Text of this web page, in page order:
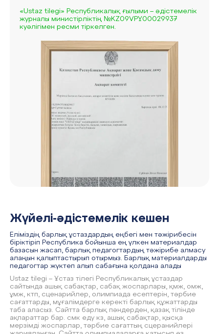
«Ustaz tilegi» Республикалық ғылыми – әдістемелік
журналы министірліктің №KZ09VPY00029937
куәлігімен ресми тіркелген.
Жүйелі-әдістемелік кешен
Еліміздің барлық ұстаздардың еңбегі мен тәжірибесін
біріктіріп Республика бойынша ең үлкен материалдар
базасын жасап, барлық педагогтардың тәжірибе алмасу
алаңын қалыптастырып отырмыз. Барлық материалдарды
педагогтар жүктеп алып сабағына қолдана алады
Ustaz tilegi – Ұстаз тілегі Республикалық ұстаздар
сайтында ашық сабақтар, сабақ жоспарлары, қмж, омж,
ұмж, ктп, сценарийлер, олимпиада есептерін, тәрбие
сағаттарды, мұғалімдерге керекті барлық құжаттарды
таба аласыз. Сайтта барлық пәндерден, қазақ тілінде
ақпараттар бар. смк еду кз, ашық сабақтар, қысқа
мерзімді жоспарлар, тәрбие сағаттың сцеранийлері